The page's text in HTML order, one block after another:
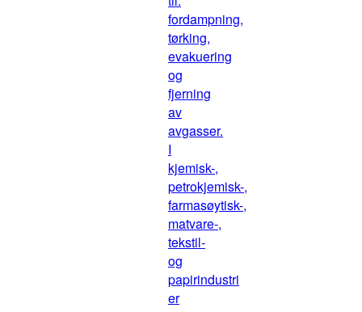
fordampning,
tørking,
evakuering
og
fjerning
av
avgasser.
I
kjemisk-,
petrokjemisk-,
farmasøytisk-,
matvare-,
tekstil-
og
papirindustri
er